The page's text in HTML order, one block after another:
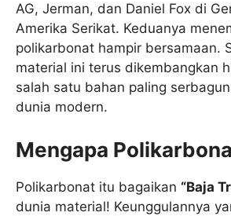
AG, Jerman, dan Daniel Fox di
Amerika Serikat. Keduanya
polikarbonat hampir bersamaan.
material ini terus dikembangkan
salah satu bahan paling
dunia modern.
Mengapa
Polikarbonat itu bagaikan “Baja
dunia material! Keunggulannya